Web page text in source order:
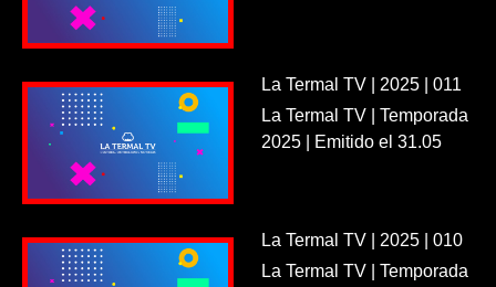
La Termal TV | 2025 | 011
La Termal TV | Temporada
2025 | Emitido el 31.05
La Termal TV | 2025 | 010
La Termal TV | Temporada